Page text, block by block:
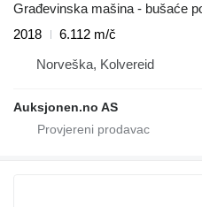
Građevinska mašina - bušaće
2018
6.112 m/č
Norveška, Kolvereid
Auksjonen.no AS